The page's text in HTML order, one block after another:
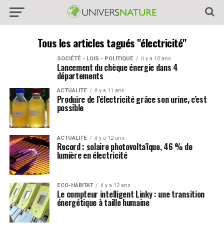
Tous les articles tagués "électricité"
SOCIÉTÉ - LOIS - POLITIQUE il y a 10 ans
Lancement du chèque énergie dans 4
départements
ACTUALITE il y a 11 ans
Produire de l’électricité grâce son urine, c’est
possible
ACTUALITE il y a 12 ans
Record : solaire photovoltaïque, 46 % de
lumière en électricité
ECO-HABITAT il y a 12 ans
Le compteur intelligent Linky : une transition
énergétique à taille humaine